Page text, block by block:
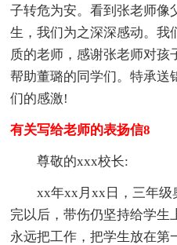
子转危为安。看到张老师像
生，我们为之深深感动。我
质的老师，感谢张老师对孩
帮助董璐的同学们。特承送
们的感激!
有关写给老师的表扬信8
尊敬的xxx校长:
xx年xx月xx日，三年级
完以后，带伤仍坚持给学生
永远把工作，把学生放在第